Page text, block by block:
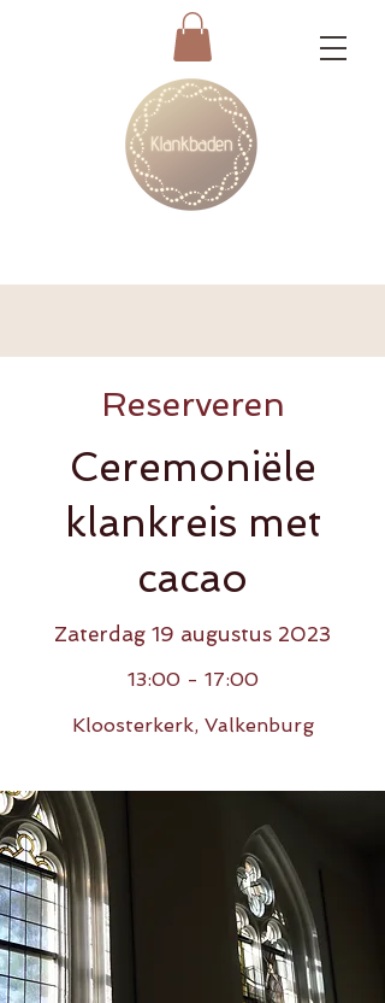
Reserveren
Ceremoniële
klankreis met
cacao
Zaterdag 19 augustus 2023
13:00 - 17:00
Kloosterkerk, Valkenburg